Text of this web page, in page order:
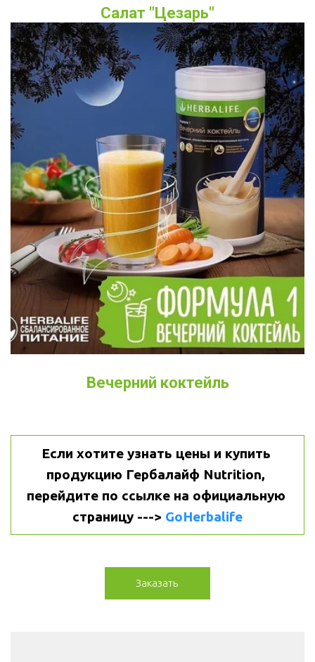
Салат "Цезарь"
Вечерний коктейль
Если хотите узнать цены и купить
продукцию Гербалайф Nutrition,
перейдите по ссылке на официальную
страницу ---> GoHerbalife
Заказать